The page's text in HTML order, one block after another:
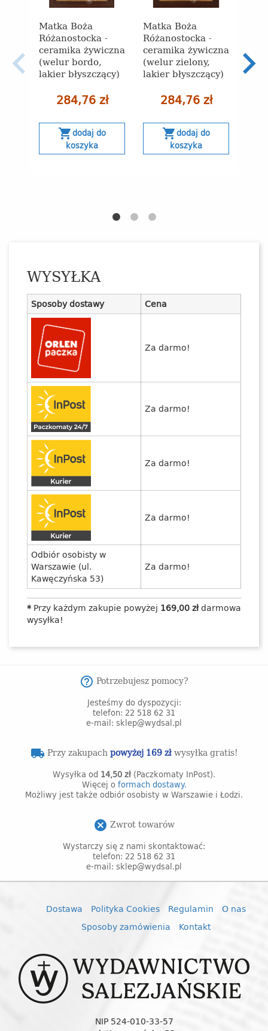
Matka Boża
Różanostocka -
ceramika żywiczna
(welur bordo,
lakier błyszczący)
284,76 zł
shopping_cartdodaj do
koszyka
Matka Boża
Różanostocka -
ceramika żywiczna
(welur zielony,
lakier błyszczący)
284,76 zł
shopping_cartdodaj do
koszyka
WYSYŁKA
Sposoby dostawy Cena
Za darmo!
Za darmo!
Za darmo!
Za darmo!
Odbiór osobisty w
Warszawie (ul.
Kawęczyńska 53)
Za darmo!
* Przy każdym zakupie powyżej 169,00 złdarmowa
wysyłka!
help_outline Potrzebujesz pomocy?
Jesteśmy do dyspozycji:
telefon: 22 518 62 31
e-mail: sklep@wydsal.pl
local_shipping Przy zakupachpowyżej 169 złwysyłka gratis!
Wysyłka od 14,50 zł (Paczkomaty InPost).
Więcej o formach dostawy.
Możliwy jest także odbiór osobisty w Warszawie i Łodzi.
cancel Zwrot towarów
Wystarczy się z nami skontaktować:
telefon: 22 518 62 31
e-mail: sklep@wydsal.pl
Dostawa Polityka Cookies Regulamin
O nas
Sposoby zamówienia
Kontakt
NIP 524-010-33-57